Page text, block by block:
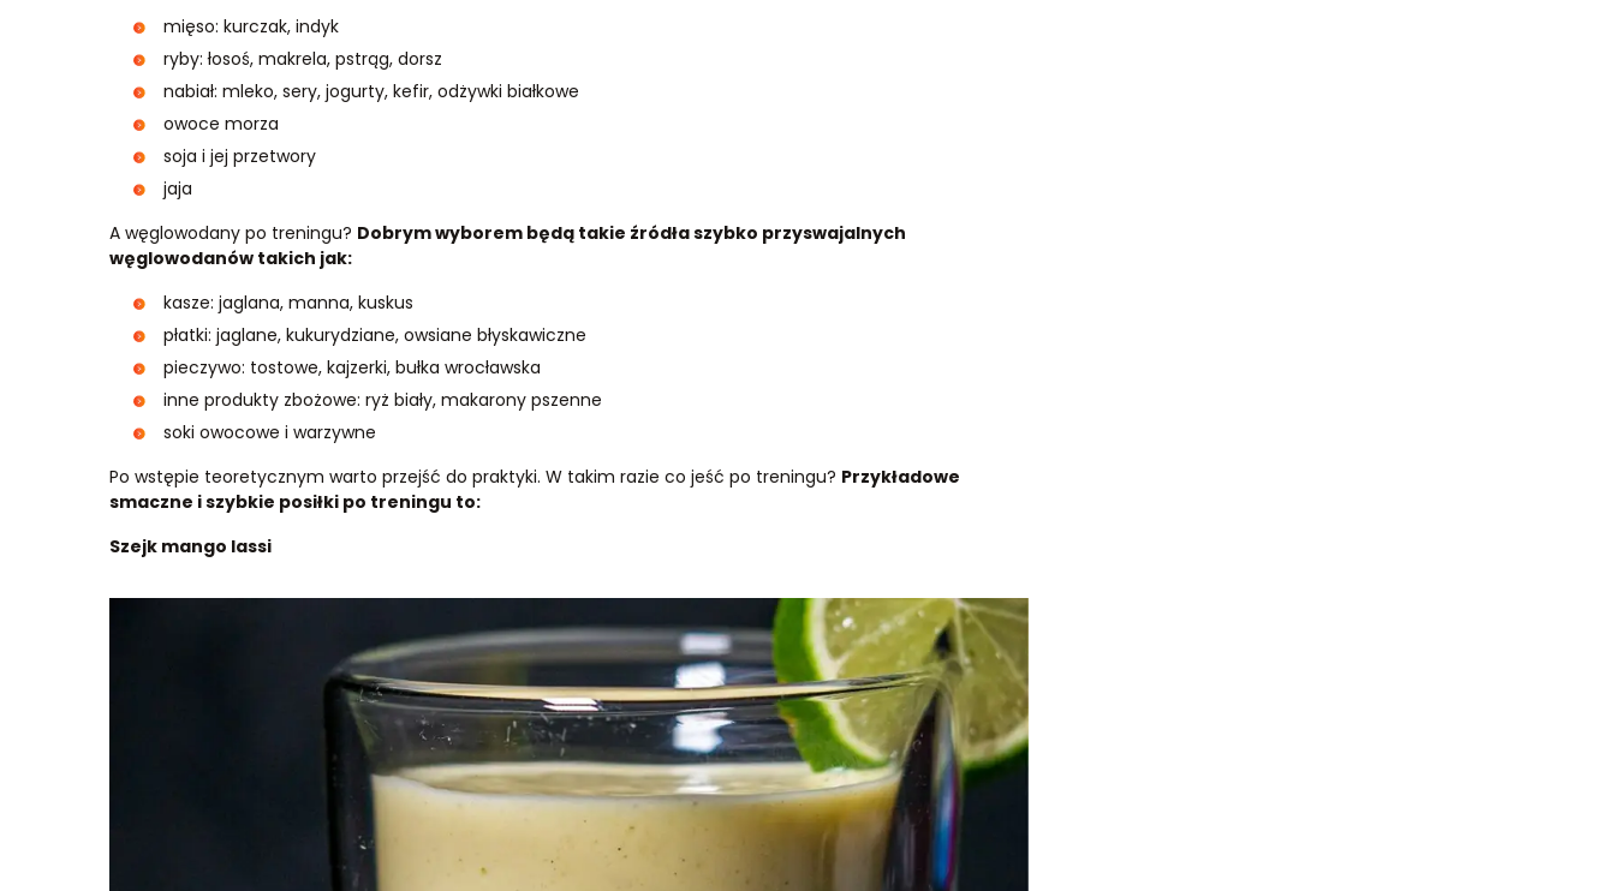
mięso: kurczak, indyk
ryby: łosoś, makrela, pstrąg, dorsz
nabiał: mleko, sery, jogurty, kefir, odżywki białkowe
owoce morza
soja i jej przetwory
jaja
A węglowodany po treningu? Dobrym wyborem będą takie źródła szybko przyswajalnych
węglowodanów takich jak:
kasze: jaglana, manna, kuskus
płatki: jaglane, kukurydziane, owsiane błyskawiczne
pieczywo: tostowe, kajzerki, bułka wrocławska
inne produkty zbożowe: ryż biały, makarony pszenne
soki owocowe i warzywne
Po wstępie teoretycznym warto przejść do praktyki. W takim razie co jeść po treningu? Przykładowe
smaczne i szybkie posiłki po treningu to:
Szejk mango lassi